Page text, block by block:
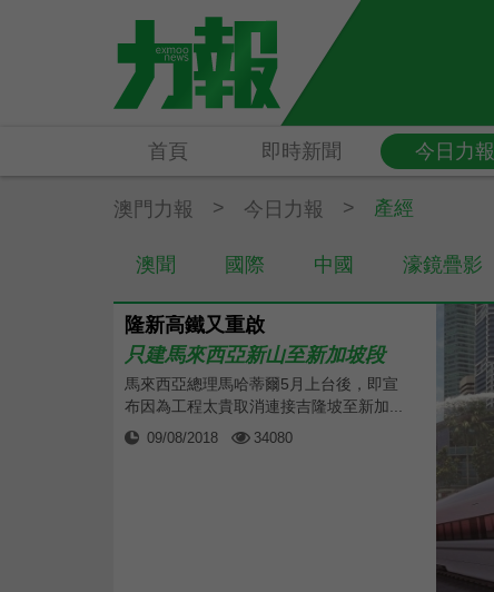
首頁 即時新聞 今日力報
澳聞 國際 中國 濠鏡疊影
澳門力報 > 今日力報 > 產經
隆新高鐵又重啟
只建馬來西亞新山至新加坡段
馬來西亞總理馬哈蒂爾5月上台後，即宣
布因為工程太貴取消連接吉隆坡至新加...
09/08/2018 34080